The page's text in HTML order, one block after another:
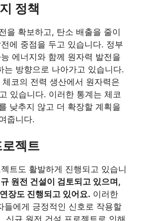
정책
을 확보하고, 탄소 배출을 줄이
에 중점을 두고 있습니다. 정부
에너지와 함께 원자력 발전을
는 방향으로 나아가고 있습니다.
코의 전력 생산에서 원자력은
있습니다. 이러한 통계는 체코
낮추지 않고 더 확장할 계획을
줍니다.
젝트
트도 활발하게 진행되고 있습니
원전 건설이 검토되고 있으며,
장도 진행되고 있어요. 이러한
들에게 긍정적인 신호로 작용할
신규 원전 건설 프로젝트로 인해